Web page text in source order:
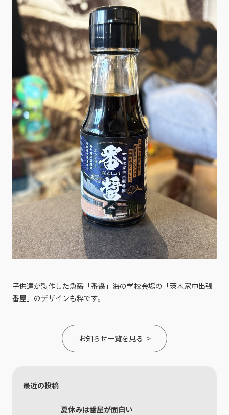
子供達が製作した魚醤「番醤」海の学校会場の「茨木家中出張
番屋」のデザインも粋です。
お知らせ一覧を見る
最近の投稿
夏休みは番屋が面白い